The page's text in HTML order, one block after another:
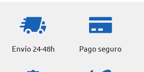
Envío 24-48h Pago seguro